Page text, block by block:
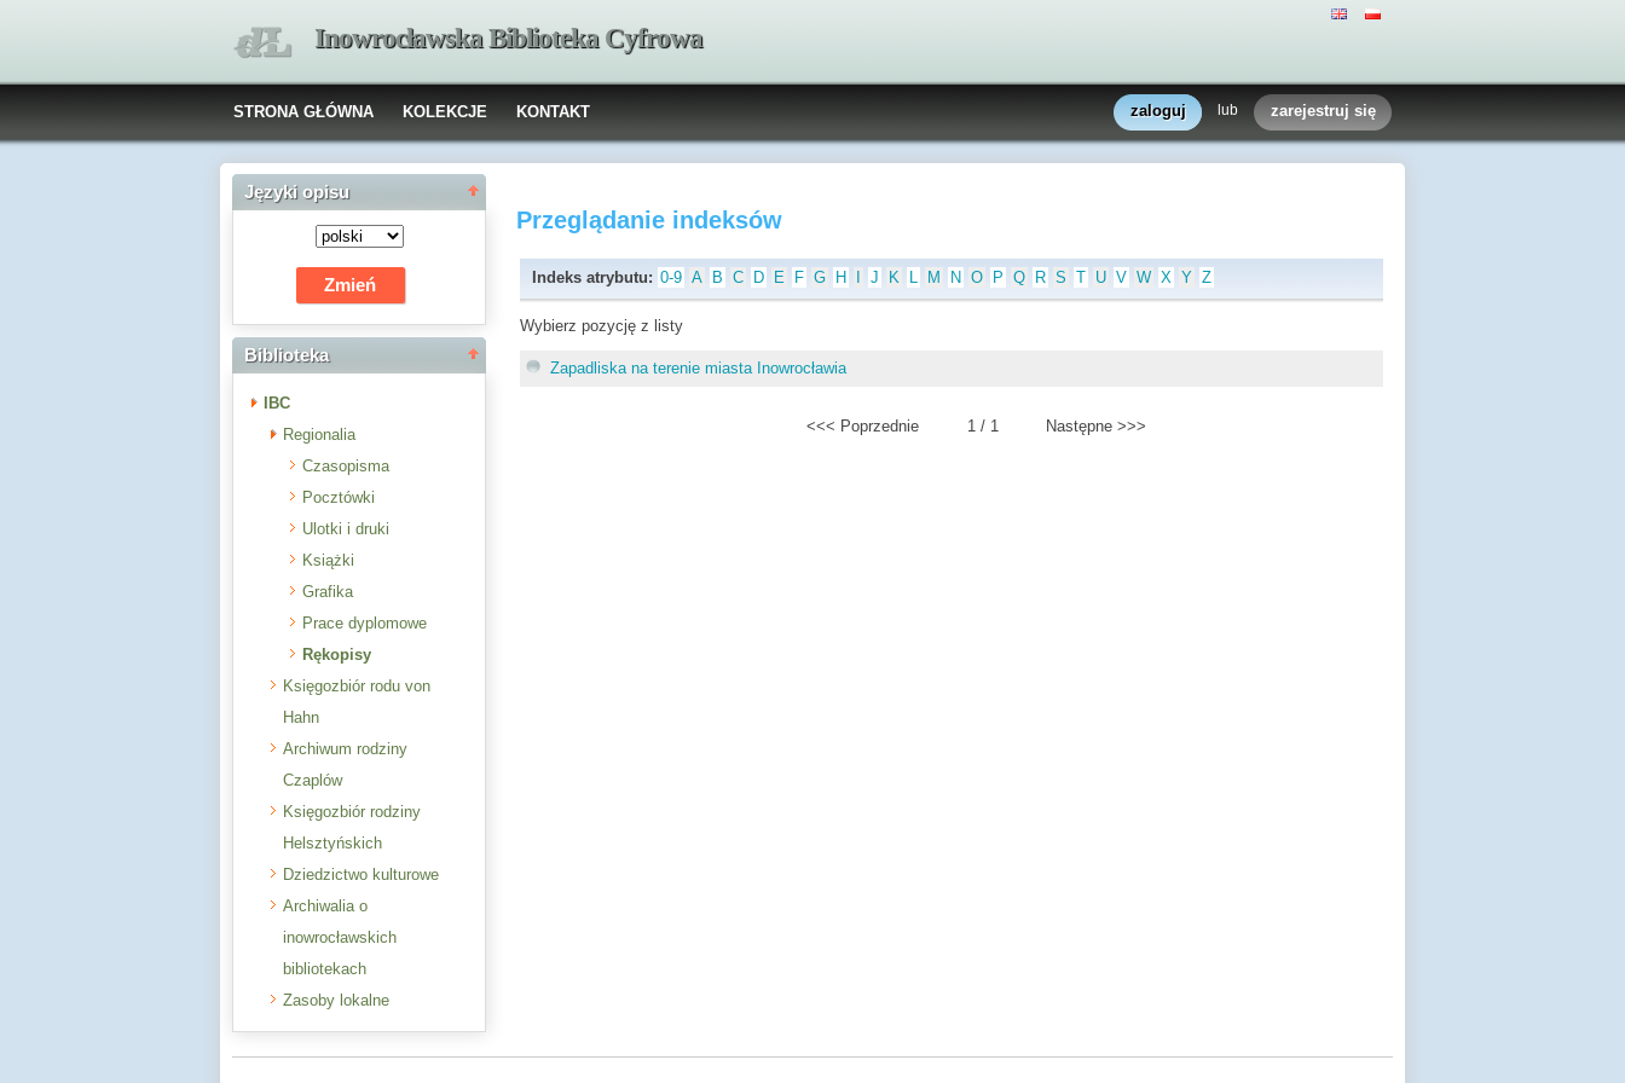
Inowrocławska Biblioteka Cyfrowa
STRONA GŁÓWNA KOLEKCJE KONTAKT zaloguj lub zarejestruj się
Języki opisu
Biblioteka
IBC
Regionalia
Czasopisma
Pocztówki
Ulotki i druki
Książki
Grafika
Prace dyplomowe
Rękopisy
Księgozbiór rodu von
Hahn
Archiwum rodziny
Czaplów
Księgozbiór rodziny
Helsztyńskich
Dziedzictwo kulturowe
Archiwalia o
inowrocławskich
bibliotekach
Zasoby lokalne
Przeglądanie indeksów
Indeks atrybutu: 0-9 A B C D E F G H J K L M N O P Q R S T U V W X Y Z
Wybierz pozycję z listy
Zapadliska na terenie miasta Inowrocławia
<<< Poprzednie 1 / 1 Następne >>>